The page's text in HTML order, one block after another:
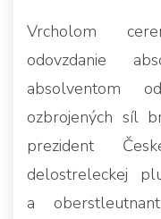
Vrcholom
odovzdanie
absolventom
ozbrojených síl
prezident
delostreleckej
a